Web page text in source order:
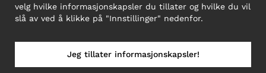
NB! Ikke bruk denne adressen til å sende produkter i retur!
velg hvilke informasjonskapsler du tillater og hvilke du vil
slå av ved å klikke på "Innstillinger" nedenfor.
Jeg tillater informasjonskapsler!